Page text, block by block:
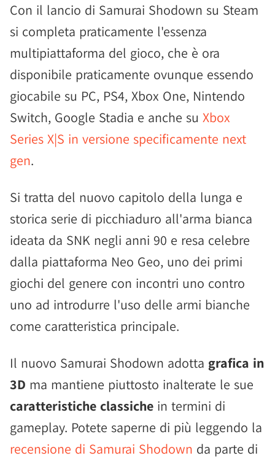
Con il lancio di Samurai Shodown su Steam
si completa praticamente l'essenza
multipiattaforma del gioco, che è ora
disponibile praticamente ovunque essendo
giocabile su PC, PS4, Xbox One, Nintendo
Switch, Google Stadia e anche su Xbox
Series X|S in versione specificamente next
gen.
Si tratta del nuovo capitolo della lunga e
storica serie di picchiaduro all'arma bianca
ideata da SNK negli anni 90 e resa celebre
dalla piattaforma Neo Geo, uno dei primi
giochi del genere con incontri uno contro
uno ad introdurre l'uso delle armi bianche
come caratteristica principale.
Il nuovo Samurai Shodown adotta grafica in
3D ma mantiene piuttosto inalterate le sue
caratteristiche classiche in termini di
gameplay. Potete saperne di più leggendo la
recensione di Samurai Shodown da parte di